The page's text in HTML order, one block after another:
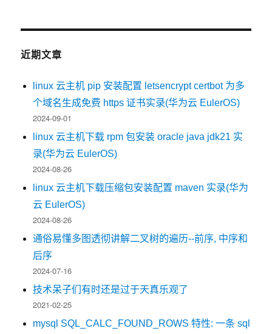
近期文章
linux 云主机 pip 安装配置 letsencrypt certbot 为多
个域名生成免费 https 证书实录(华为云 EulerOS)
2024-09-01
linux 云主机下载 rpm 包安装 oracle java jdk21 实
录(华为云 EulerOS)
2024-08-26
linux 云主机下载压缩包安装配置 maven 实录(华为
云 EulerOS)
2024-08-26
通俗易懂多图透彻讲解二叉树的遍历--前序, 中序和
后序
2024-07-16
技术呆子们有时还是过于天真乐观了
2021-02-25
mysql SQL_CALC_FOUND_ROWS 特性: 一条 sql